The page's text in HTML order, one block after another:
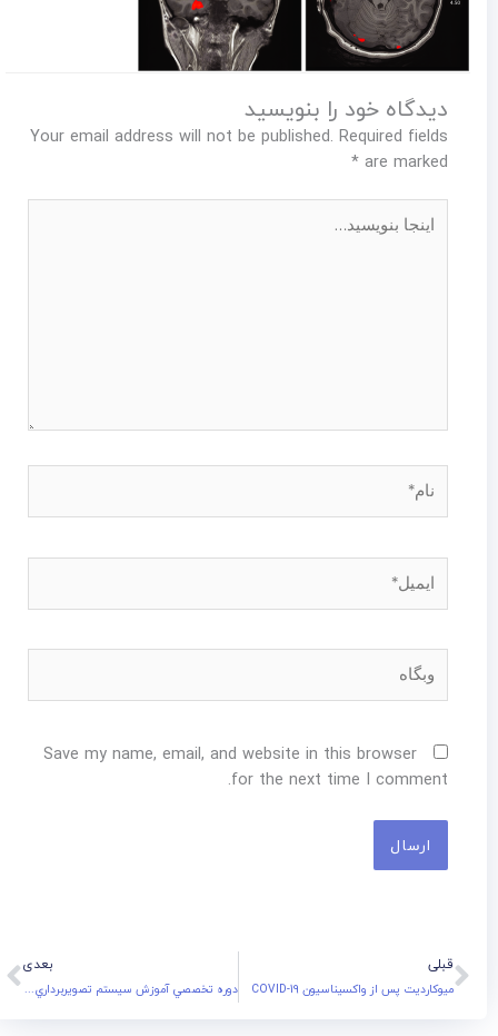
دیدگاه‌ خود را بنویسید
Your email address will not be published. Required fields
are marked
*
اینجا
بنویسید…
نام*
ایمیل*
وبگاه
Save my name, email, and website in this browser
for the next time I comment.
Prev
قبلی
میوکاردیت پس از واکسیناسیون COVID-19
بعدی
دوره تخصصي آموزش سيستم تصويربرداري MRI و کاربردهاي آن در مطالعات پيش باليني